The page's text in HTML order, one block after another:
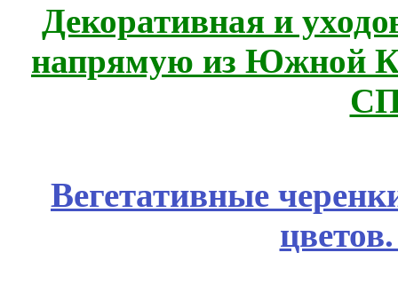
Декоративная и
напрямую из
Вегетативные